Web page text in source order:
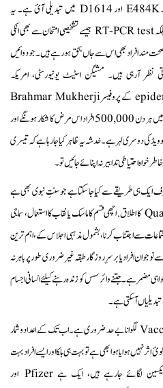
میں H146 اور Y145 حذف ہوئے ہیں۔ E484K اور D1614 میں تبدیلی آئ ہے۔ یہ
وائرسس نہ صرف تشویشناک حد تک متعدی ہیں بلکہ RT-PCR test جیسے تشخیصی امتحان سے بھی انکی
صحت مند افراد بھی اس سے جاں بحق ہورہے ہیں۔ جو دوائیں
نظر آرہی ہیں۔ مشیگن اسٹیٹ یونیورسٹی، امریکہ
کے epidemiology and biostatistics کے پروفیسر Brahmar Mukherji
کی پیشنگوئی کے مطابق مئ کے مہینے میں ہندوستان میں ہر دن 500,000 افراد اس مرض کا شکار ہونگے اور
کو ویڈ کی دوسری لہر ہے۔ خدشہ یہ ظاہر کیا جارہا ہے کہ تیسری
احتیاطی تدابیر نہ اپنائے جائیں تو۔
ایک ہی طریقے سے کیا جا سکتا ہے جو سنتِ نبوی بھی ہے
اور کافی موثر بھی ہے۔ وہ ہے قرنطینہ Quarantine کا اطلاق. اچھی قسم کا ماسک یا نقاب کا استعمال، سماجی
بھی اجتماعات سے اجتناب کرنا، بشمول مذہبی اجلاس کے،اہم ترین
نوجوان افراد یا برسرِروزگار طبقہ غیر ضروری طور پر باہر نہ
مضمر ہے۔ جتنے وائرسس کو زندہ رہنے کیلئے انسانی اجسام
آ سکتی ہے۔
ان پریشان کن صبر آزما ہنگامی حالات میں ٹیکہ Vaccine لگوانا بے حد ضروری ہے۔ اب تک کے اعداد و شمار
اثر نہیں ہوا یا ہوا بھی ہے تو بہت ہی ہلکا اور ایسے افراد بہت
جلد چاق و چوبند ہوگئے۔ امریکہ میں دو ویکسین لگائے جارہے ہیں، ایک ہے Pfizer اور